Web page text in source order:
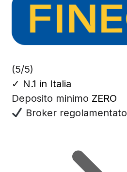
(5/5)
✓ N.1 in Italia
Deposito minimo ZERO
Broker regolamentato